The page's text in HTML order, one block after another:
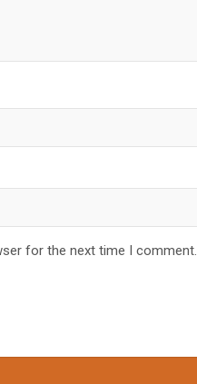
for the next time I comment.